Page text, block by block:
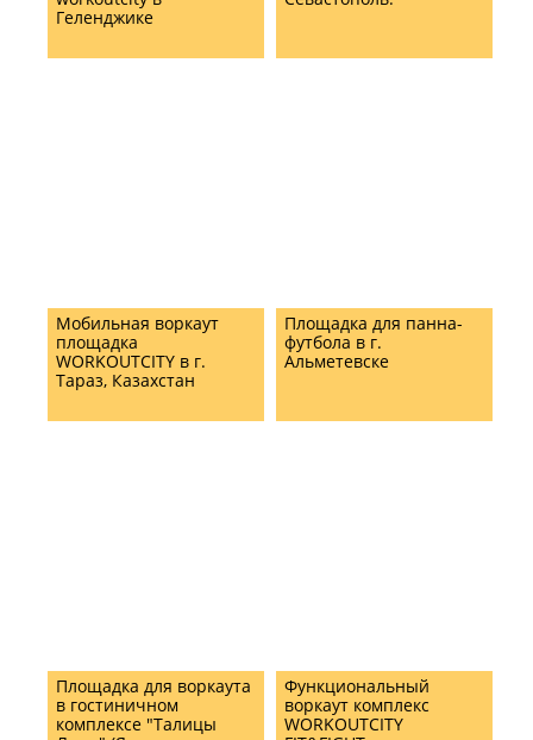
Геленджике
Мобильная воркаут
площадка
WORKOUTCITY в г.
Тараз, Казахстан
Площадка для панна-
футбола в г.
Альметевске
Площадка для воркаута
в гостиничном
комплексе "Талицы
Функциональный
воркаут комплекс
WORKOUTCITY